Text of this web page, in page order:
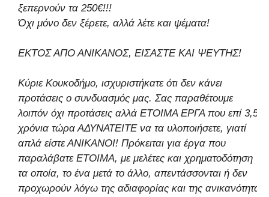
ξεπερνούν τα 250€!!!
Όχι μόνο δεν ξέρετε, αλλά λέτε και ψέματα!
ΕΚΤΟΣ ΑΠΟ ΑΝΙΚΑΝΟΣ, ΕΙΣΑΣΤΕ ΚΑΙ ΨΕΥΤΗΣ!
Κύριε Κουκοδήμο, ισχυριστήκατε ότι δεν κάνει
προτάσεις ο συνδυασμός μας. Σας παραθέτουμε
λοιπόν όχι προτάσεις αλλά ΕΤΟΙΜΑ ΕΡΓΑ που επί 3,5
χρόνια τώρα ΑΔΥΝΑΤΕΙΤΕ να τα υλοποιήσετε, γιατί
απλά είστε ΑΝΙΚΑΝΟΙ! Πρόκειται για έργα που
παραλάβατε ΕΤΟΙΜΑ, με μελέτες και χρηματοδότηση
τα οποία, το ένα μετά το άλλο, απεντάσσονται ή δεν
προχωρούν λόγω της αδιαφορίας και της ανικανότητά